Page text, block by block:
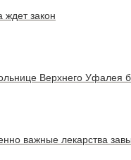
закон
Верхнего
важные лекарства